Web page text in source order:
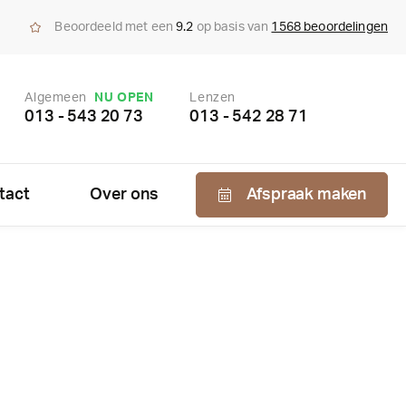
Beoordeeld met een9.2 op basis van 1568 beoordelingen
Algemeen NU OPEN
013 - 543 20 73
Lenzen
013 - 542 28 71
Over ons Afspraak maken